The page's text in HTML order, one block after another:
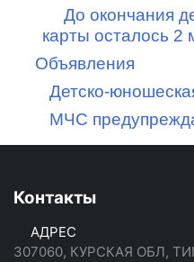
До окончания
карты осталось 2
Объявления
Детско-
МЧС
Контакты
АДРЕС
307060, КУРСКАЯ ОБЛ,